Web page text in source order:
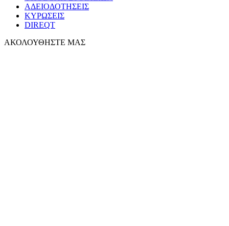
ΑΔΕΙΟΔΟΤΗΣΕΙΣ
ΚΥΡΩΣΕΙΣ
DIREQT
ΑΚΟΛΟΥΘΗΣΤΕ ΜΑΣ